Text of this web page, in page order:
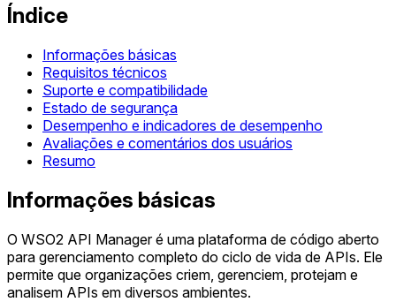
Índice
Informações básicas
Requisitos técnicos
Suporte e compatibilidade
Estado de segurança
Desempenho e indicadores de desempenho
Avaliações e comentários dos usuários
Resumo
Informações básicas
O WSO2 API Manager é uma plataforma de código aberto
para gerenciamento completo do ciclo de vida de APIs. Ele
permite que organizações criem, gerenciem, protejam e
analisem APIs em diversos ambientes.